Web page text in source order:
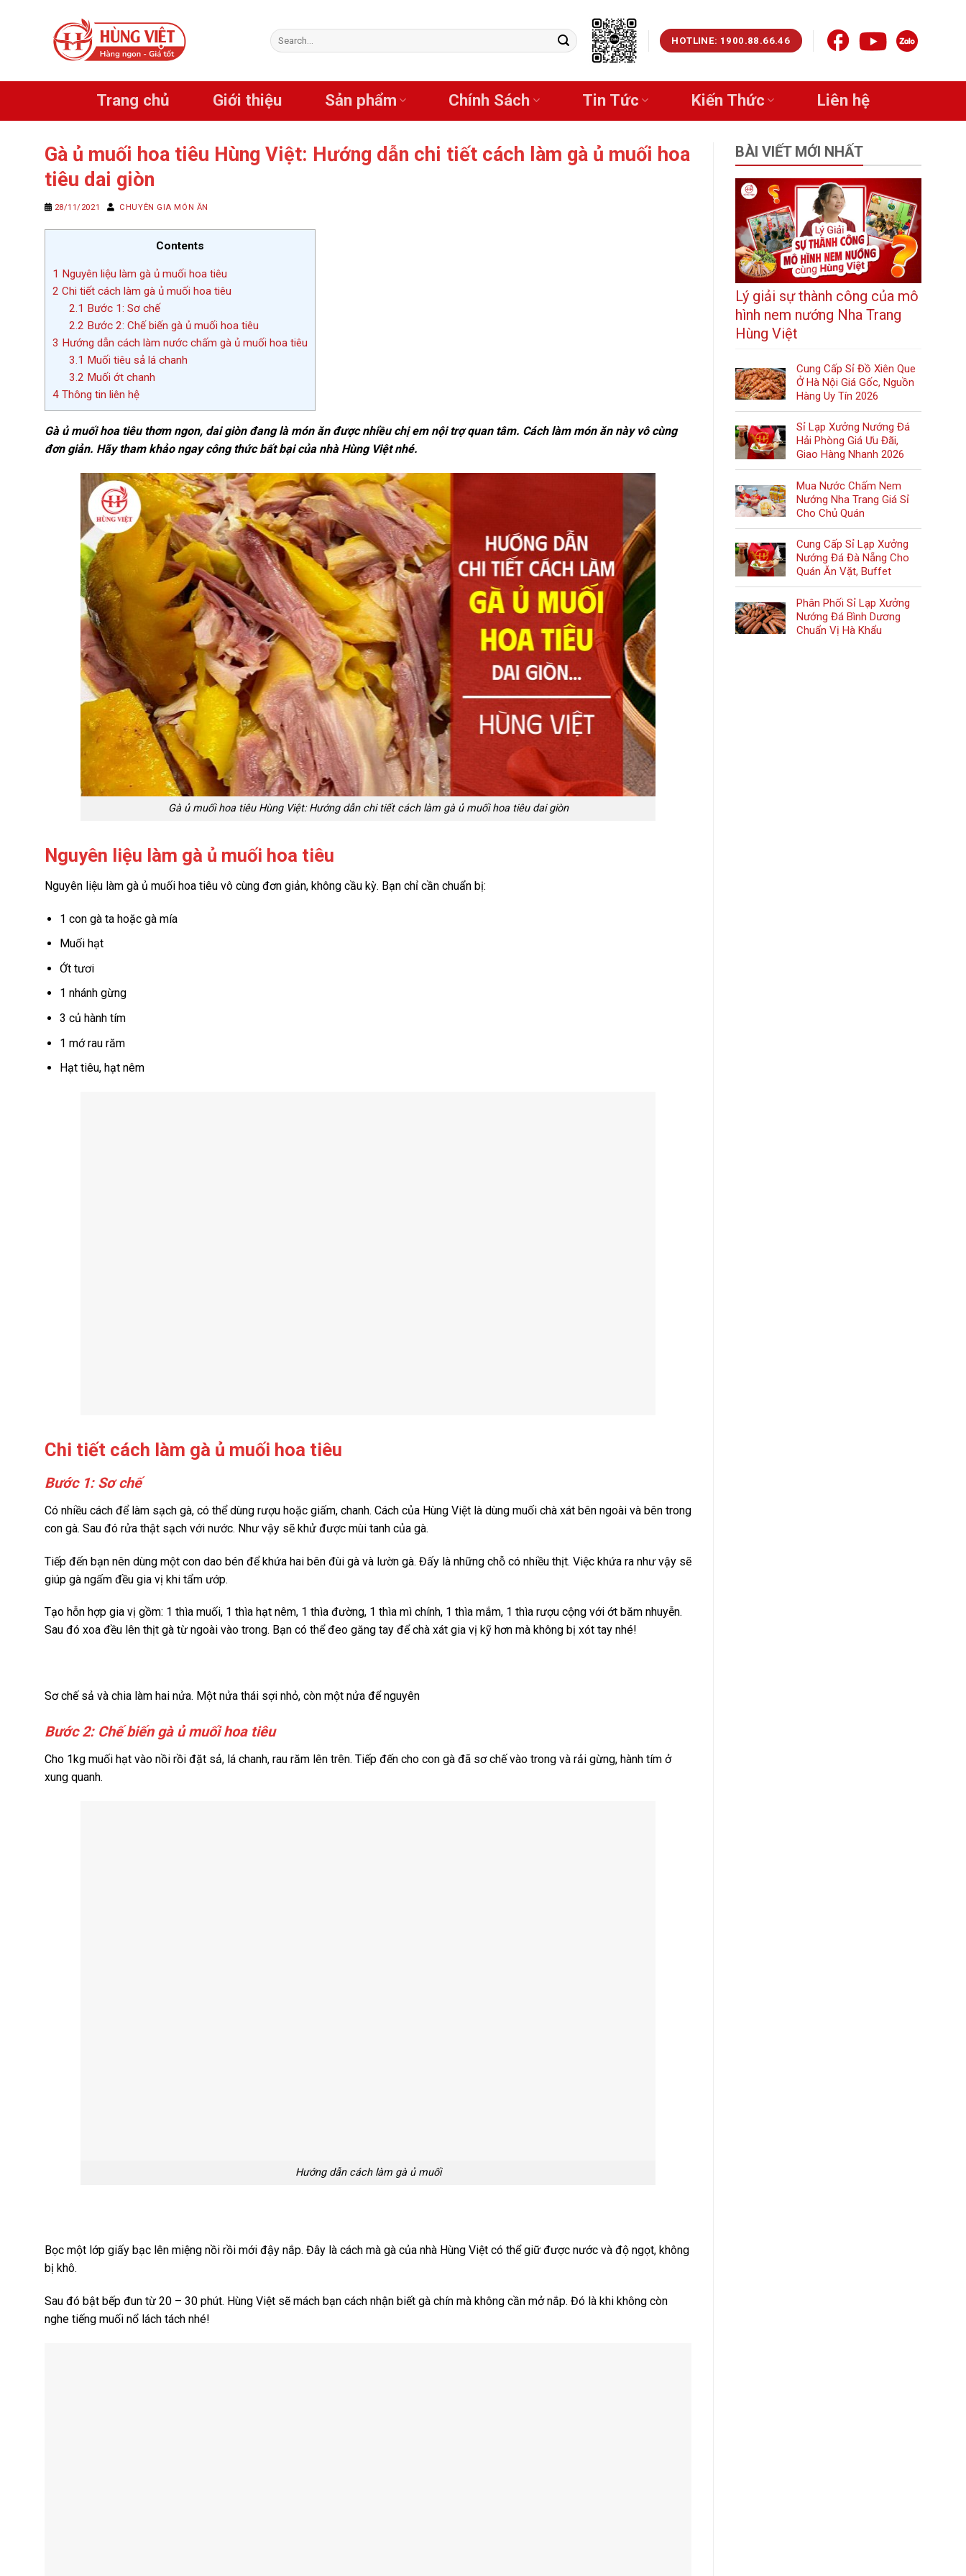
Search
for:
HOTLINE: 1900.88.66.46
Trang chủ Giới thiệu Sản phẩm Chính Sách Tin Tức Kiến Thức Liên hệ
Gà ủ muối hoa tiêu Hùng Việt: Hướng dẫn chi tiết cách làm gà ủ muối hoa
tiêu dai giòn
28/11/2021 CHUYÊN GIA MÓN ĂN
Contents
1 Nguyên liệu làm gà ủ muối hoa tiêu
2 Chi tiết cách làm gà ủ muối hoa tiêu
2.1 Bước 1: Sơ chế
2.2 Bước 2: Chế biến gà ủ muối hoa tiêu
3 Hướng dẫn cách làm nước chấm gà ủ muối hoa tiêu
3.1 Muối tiêu sả lá chanh
3.2 Muối ớt chanh
4 Thông tin liên hệ
Gà ủ muối hoa tiêu thơm ngon, dai giòn đang là món ăn được nhiều chị em nội trợ quan tâm. Cách làm món ăn này vô cùng
đơn giản. Hãy tham khảo ngay công thức bất bại của nhà Hùng Việt nhé.
Gà ủ muối hoa tiêu Hùng Việt: Hướng dẫn chi tiết cách làm gà ủ muối hoa tiêu dai giòn
Nguyên liệu làm gà ủ muối hoa tiêu
Nguyên liệu làm gà ủ muối hoa tiêu vô cùng đơn giản, không cầu kỳ. Bạn chỉ cần chuẩn bị:
1 con gà ta hoặc gà mía
Muối hạt
Ớt tươi
1 nhánh gừng
3 củ hành tím
1 mớ rau răm
Hạt tiêu, hạt nêm
Chi tiết cách làm gà ủ muối hoa tiêu
Bước 1: Sơ chế
Có nhiều cách để làm sạch gà, có thể dùng rượu hoặc giấm, chanh. Cách của Hùng Việt là dùng muối chà xát bên ngoài và bên trong
con gà. Sau đó rửa thật sạch với nước. Như vậy sẽ khử được mùi tanh của gà.
Tiếp đến bạn nên dùng một con dao bén để khứa hai bên đùi gà và lườn gà. Đấy là những chỗ có nhiều thịt. Việc khứa ra như vậy sẽ
giúp gà ngấm đều gia vị khi tẩm ướp.
Tạo hỗn hợp gia vị gồm: 1 thìa muối, 1 thìa hạt nêm, 1 thìa đường, 1 thìa mì chính, 1 thìa mắm, 1 thìa rượu cộng với ớt băm nhuyễn.
Sau đó xoa đều lên thịt gà từ ngoài vào trong. Bạn có thể đeo găng tay để chà xát gia vị kỹ hơn mà không bị xót tay nhé!
Sơ chế sả và chia làm hai nửa. Một nửa thái sợi nhỏ, còn một nửa để nguyên
Bước 2: Chế biến gà ủ muối hoa tiêu
Cho 1kg muối hạt vào nồi rồi đặt sả, lá chanh, rau răm lên trên. Tiếp đến cho con gà đã sơ chế vào trong và rải gừng, hành tím ở
xung quanh.
Hướng dẫn cách làm gà ủ muối
Bọc một lớp giấy bạc lên miệng nồi rồi mới đậy nắp. Đây là cách mà gà của nhà Hùng Việt có thể giữ được nước và độ ngọt, không
bị khô.
Sau đó bật bếp đun từ 20 – 30 phút. Hùng Việt sẽ mách bạn cách nhận biết gà chín mà không cần mở nắp. Đó là khi không còn
nghe tiếng muối nổ lách tách nhé!
BÀI VIẾT MỚI NHẤT
Lý giải sự thành công của mô
hình nem nướng Nha Trang
Hùng Việt
Cung Cấp Sỉ Đồ Xiên Que
Ở Hà Nội Giá Gốc, Nguồn
Hàng Uy Tín 2026
Sỉ Lạp Xưởng Nướng Đá
Hải Phòng Giá Ưu Đãi,
Giao Hàng Nhanh 2026
Mua Nước Chấm Nem
Nướng Nha Trang Giá Sỉ
Cho Chủ Quán
Cung Cấp Sỉ Lạp Xưởng
Nướng Đá Đà Nẵng Cho
Quán Ăn Vặt, Buffet
Phân Phối Sỉ Lạp Xưởng
Nướng Đá Bình Dương
Chuẩn Vị Hà Khẩu